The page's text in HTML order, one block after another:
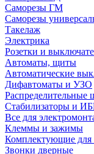
Саморезы ГМ
Саморезы
Такелаж
Электрика
Розетки и
Автоматы, щиты
Автоматические
Дифавтоматы и УЗО
Стабилизаторы и
Все для
Клеммы и зажимы
Комплектующие для
Звонки дверные